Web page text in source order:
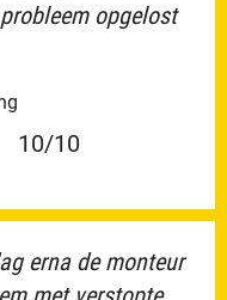
opgelost
10/10
erna de monteur